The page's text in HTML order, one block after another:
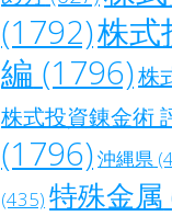
(1792)株式
編 (1796)株
株式投資錬金術
(1796)沖縄県
(435) 特殊金属